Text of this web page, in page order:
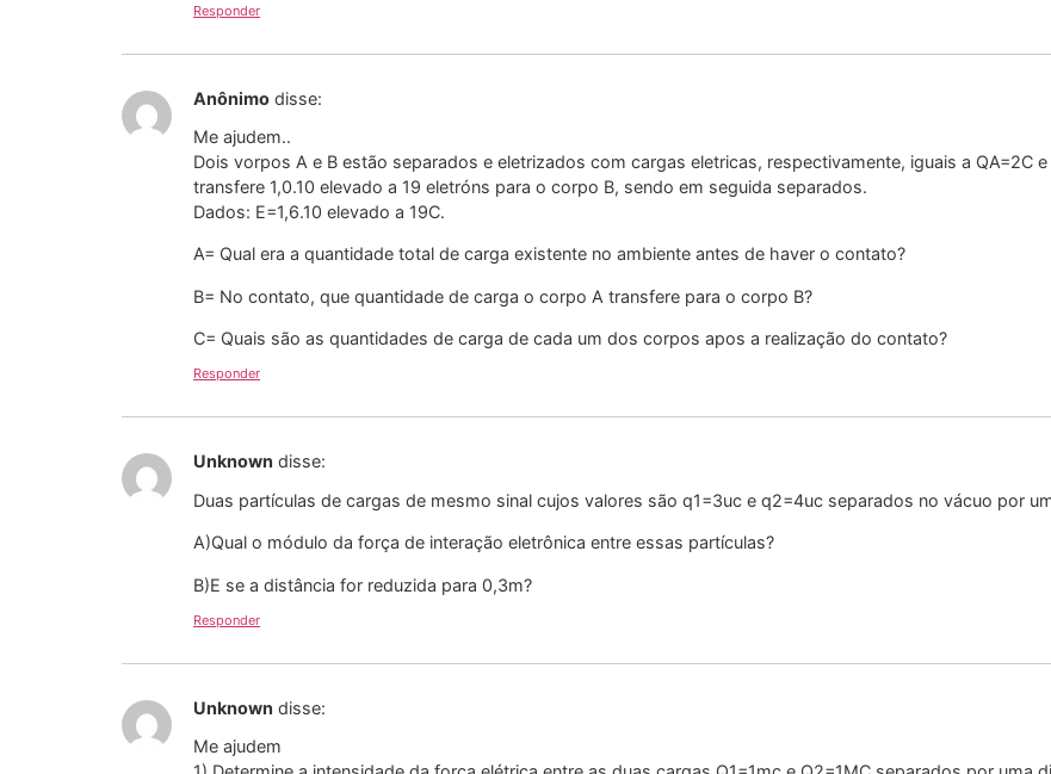
Responder
Anônimo disse:
Me ajudem..
Dois vorpos A e B estão separados e eletrizados com cargas eletricas, respectivamente, iguais a QA=2C
transfere 1,0.10 elevado a 19 eletróns para o corpo B, sendo em seguida separados.
Dados: E=1,6.10 elevado a 19C.
A= Qual era a quantidade total de carga existente no ambiente antes de haver o contato?
B= No contato, que quantidade de carga o corpo A transfere para o corpo B?
C= Quais são as quantidades de carga de cada um dos corpos apos a realização do contato?
Responder
Unknown disse:
Duas partículas de cargas de mesmo sinal cujos valores são q1=3uc e q2=4uc separados no vácuo por
A)Qual o módulo da força de interação eletrônica entre essas partículas?
B)E se a distância for reduzida para 0,3m?
Responder
Unknown disse:
Me ajudem